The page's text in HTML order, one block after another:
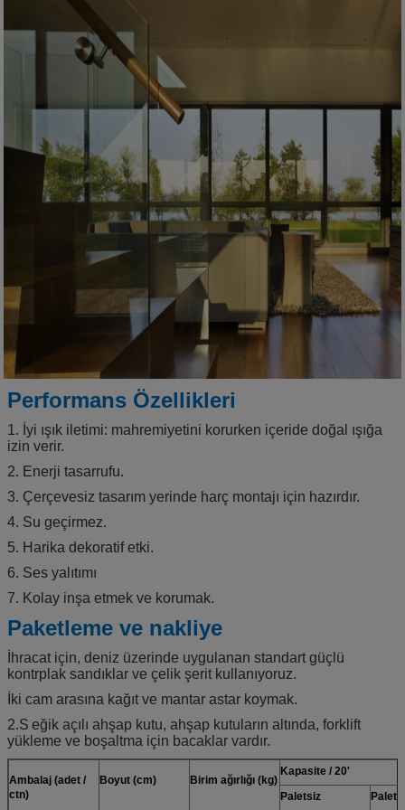
Performans Özellikleri
1. İyi ışık iletimi: mahremiyetini korurken içeride doğal ışığa
izin verir.
2. Enerji tasarrufu.
3. Çerçevesiz tasarım yerinde harç montajı için hazırdır.
4. Su geçirmez.
5. Harika dekoratif etki.
6. Ses yalıtımı
7. Kolay inşa etmek ve korumak.
Paketleme ve nakliye
İhracat için, deniz üzerinde uygulanan standart güçlü
kontrplak sandıklar ve çelik şerit kullanıyoruz.
İki cam arasına kağıt ve mantar astar koymak.
2.S eğik açılı ahşap kutu, ahşap kutuların altında, forklift
yükleme ve boşaltma için bacaklar vardır.
Ambalaj (adet /
ctn)
Boyut (cm) Birim ağırlığı (kg)
Kapasite / 20'
Paletsiz
Paletli